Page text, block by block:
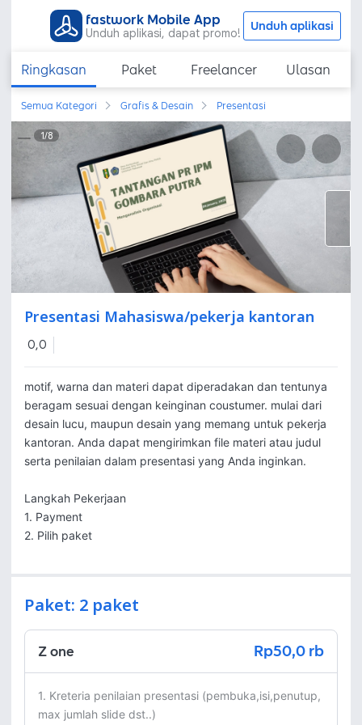
fastwork Mobile App
Unduh aplikasi, dapat promo! Unduh aplikasi
Ringkasan Paket Freelancer Ulasan
Semua Kategori Grafis & Desain Presentasi
1/8
Presentasi Mahasiswa/pekerja kantoran
0,0
motif, warna dan materi dapat diperadakan dan tentunya
beragam sesuai dengan keinginan coustumer. mulai dari
desain lucu, maupun desain yang memang untuk pekerja
kantoran. Anda dapat mengirimkan file materi atau judul
serta penilaian dalam presentasi yang Anda inginkan.
Langkah Pekerjaan
1. Payment
2. Pilih paket
Paket: 2 paket
Z one Rp50,0 rb
1. Kreteria penilaian presentasi (pembuka,isi,penutup,
max jumlah slide dst..)